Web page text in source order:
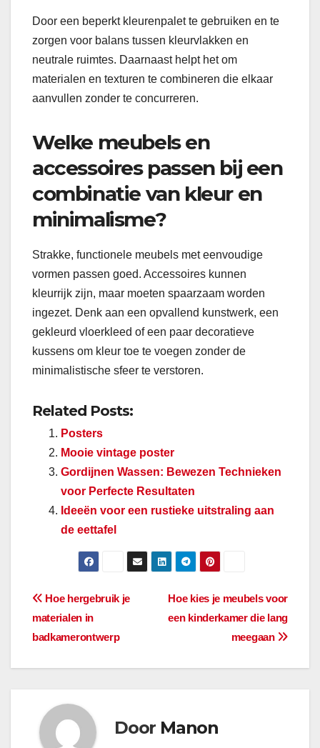
Door een beperkt kleurenpalet te gebruiken en te
zorgen voor balans tussen kleurvlakken en
neutrale ruimtes. Daarnaast helpt het om
materialen en texturen te combineren die elkaar
aanvullen zonder te concurreren.
Welke meubels en
accessoires passen bij een
combinatie van kleur en
minimalisme?
Strakke, functionele meubels met eenvoudige
vormen passen goed. Accessoires kunnen
kleurrijk zijn, maar moeten spaarzaam worden
ingezet. Denk aan een opvallend kunstwerk, een
gekleurd vloerkleed of een paar decoratieve
kussens om kleur toe te voegen zonder de
minimalistische sfeer te verstoren.
Related Posts:
Posters
Mooie vintage poster
Gordijnen Wassen: Bewezen Technieken
voor Perfecte Resultaten
Ideeën voor een rustieke uitstraling aan
de eettafel
BerichtnavigatieHoe kies je meubels voor
een kinderkamer die lang
meegaan
Hoe hergebruik je
materialen in
badkamerontwerp
Door Manon